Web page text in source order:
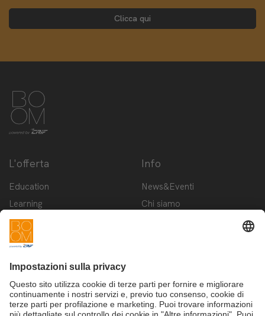
Clicca qui
L'offerta
Education
Learning
Innovation
Startup
Info
News&Eventi
Chi siamo
Iscriviti alla newsletter BOOM